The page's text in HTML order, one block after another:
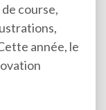
course,
année, le